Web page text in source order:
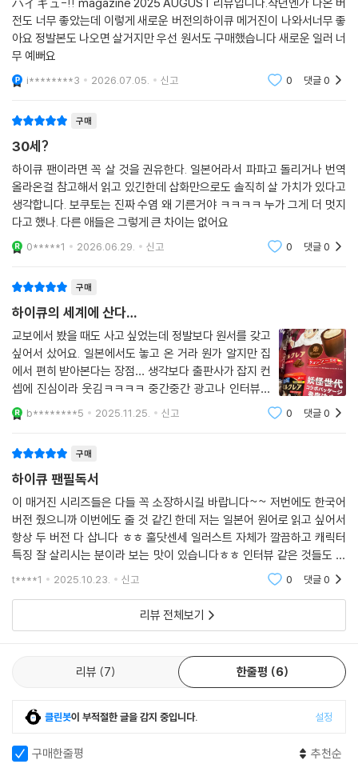
전도 너무 좋았는데 이렇게 새로운 버전의하이큐 메거진이 나와서너무 좋
아요 정발본도 나오면 살거지만 우선 원서도 구매했습니다 새로운 일러 너
무 예뻐요
i********3 2026.07.05. 신고 0 댓글0
구매
30세?
하이큐 팬이라면 꼭 살 것을 권유한다. 일본어라서 파파고 돌리거나 번역
올라온걸 참고해서 읽고 있긴한데 삽화만으로도 솔직히 살 가치가 있다고
생각합니다. 보쿠토는 진짜 수염 왜 기른거야 ㅋㅋㅋㅋ 누가 그게 더 멋지
다고 했나. 다른 애들은 그렇게 큰 차이는 없어요
0*****1 2026.06.29. 신고 0 댓글0
구매
하이큐의 세계에 산다…
교보에서 봤을 때도 사고 싶었는데 정발보다 원서를 갖고
싶어서 샀어요. 일본에서도 놓고 온 거라 원가 알지만 집
에서 편히 받아본다는 장점… 생각보다 출판사가 잡지 컨
셉에 진심이라 웃김ㅋㅋㅋㅋ 중간중간 광고나 인터뷰가
너무 현실 같음!!! 매년 발매해주기를 ㅠㅠ
b********5 2025.11.25. 신고 0 댓글0
구매
하이큐 팬필독서
이 매거진 시리즈들은 다들 꼭 소장하시길 바랍니다~~ 저번에도 한국어
버전 줬으니까 이번에도 줄 것 같긴 한데 저는 일본어 원어로 읽고 싶어서
항상 두 버전 다 삽니다 ㅎㅎ 훌닷센세 일러스트 자체가 깔끔하고 캐릭터
특징 잘 살리시는 분이라 보는 맛이 있습니다ㅎㅎ 인터뷰 같은 것들도 현
재의 하이큐 멤버들을 볼 수 있어서 좋아요
t****1 2025.10.23. 신고 0 댓글0
리뷰 전체보기
리뷰 7 한줄평 6
클린봇이 부적절한 글을 감지 중입니다. 설정
구매한줄평 추천순